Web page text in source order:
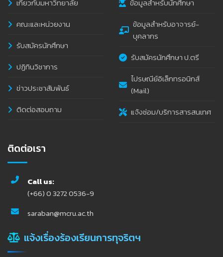
เกี่ยวกับมหาวิทยาลัย
คณะและหน่วยงาน
รับสมัครนักศึกษา
ปฏิทินวิชาการ
ข่าวประชาสัมพันธ์
ติดต่อสอบถาม
ข้อมูลสำหรับนักศึกษา
ข้อมูลสำหรับอาจารย์-
บุคลากร
รับสมัครนักศึกษา ป.ตรี
ไปรษณีย์อิเล็กทรอนิกส์
(Mail)
แจ้งซ่อม/บริการสารสนเทศ
ติดต่อเรา
Call us:
(+66) 0 3272 0536-9
saraban@mcru.ac.th
แจ้งเรื่องร้องเรียนการทุจริตฯ